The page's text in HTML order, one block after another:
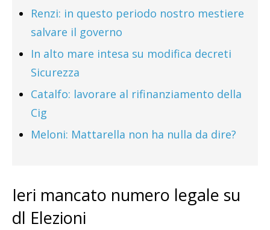
Renzi: in questo periodo nostro mestiere
salvare il governo
In alto mare intesa su modifica decreti
Sicurezza
Catalfo: lavorare al rifinanziamento della
Cig
Meloni: Mattarella non ha nulla da dire?
Ieri mancato numero legale su
dl Elezioni